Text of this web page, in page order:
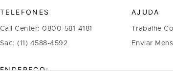
TELEFONES
Call Center: 0800-581-4181
Sac: (11) 4588-4592
ENDEREÇO:
AJUDA
Trabalhe
Enviar